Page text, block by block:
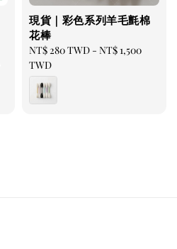
現貨｜彩色系列羊毛氈棉
花棒
Regular
price
NT$ 280 TWD - NT$ 1,500
TWD